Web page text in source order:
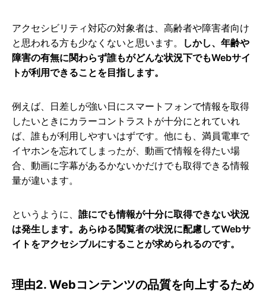
アクセシビリティ対応の対象者は、高齢者や障害者向け
と思われる方も少なくないと思います。
しかし、年齢や
障害の有無に関わらず誰もがどんな状況下でもWebサイ
トが利用できることを目指します。
例えば、日差しが強い日にスマートフォンで情報を取得
したいときにカラーコントラストが十分にとれていれ
ば、誰もが利用しやすいはずです。他にも、満員電車で
イヤホンを忘れてしまったが、動画で情報を得たい場
合、動画に字幕があるかないかだけでも取得できる情報
量が違います。
というように、 誰にでも情報が十分に取得できない状況
は発生します。あらゆる閲覧者の状況に配慮してWebサ
イトをアクセシブルにすることが求められるのです。
理由2. Webコンテンツの品質を向上するため